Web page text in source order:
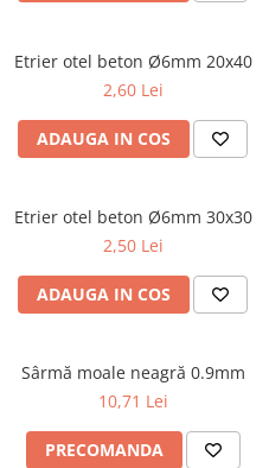
Etrier otel beton Ø6mm 20x40
2,60 Lei
ADAUGA IN COS
Etrier otel beton Ø6mm 30x30
2,50 Lei
ADAUGA IN COS
Sârmă moale neagră 0.9mm
10,71 Lei
PRECOMANDA